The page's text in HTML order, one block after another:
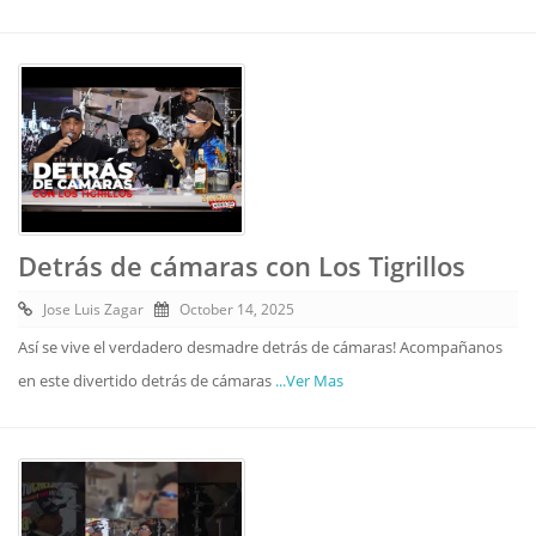
Detrás de cámaras con Los Tigrillos
Jose Luis Zagar October 14, 2025
Así se vive el verdadero desmadre detrás de cámaras! Acompañanos
en este divertido detrás de cámaras ...Ver Mas